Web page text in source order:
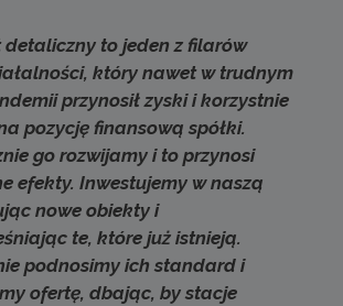
detaliczny to jeden z filarów
który nawet w trudnym
przynosił zyski i korzystnie
pozycję finansową spółki.
go rozwijamy i to przynosi
efekty. Inwestujemy w naszą
nowe obiekty i
te, które już istnieją.
podnosimy ich standard i
ofertę, dbając, by stacje